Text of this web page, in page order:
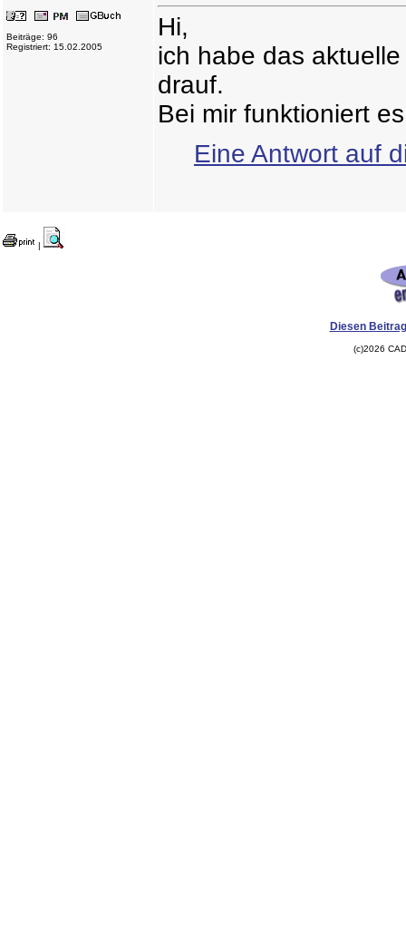
Beiträge: 96
Registriert: 15.02.2005
Hi,
ich habe das
drauf.
Bei mir funktioniert
Eine Antwort auf
|
Diesen
(c)2026